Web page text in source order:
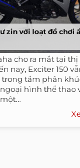
zin với loạt đồ chơi
cho ra mắt tại
nay, Exciter 150
tầm phân
ngoại hình thể thao